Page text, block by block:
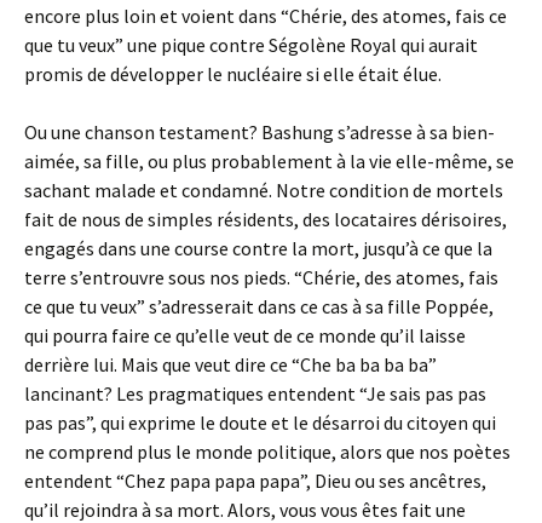
encore plus loin et voient dans “Chérie, des atomes, fais ce
que tu veux” une pique contre Ségolène Royal qui aurait
promis de développer le nucléaire si elle était élue.
Ou une chanson testament? Bashung s’adresse à sa bien-
aimée, sa fille, ou plus probablement à la vie elle-même, se
sachant malade et condamné. Notre condition de mortels
fait de nous de simples résidents, des locataires dérisoires,
engagés dans une course contre la mort, jusqu’à ce que la
terre s’entrouvre sous nos pieds. “Chérie, des atomes, fais
ce que tu veux” s’adresserait dans ce cas à sa fille Poppée,
qui pourra faire ce qu’elle veut de ce monde qu’il laisse
derrière lui. Mais que veut dire ce “Che ba ba ba ba”
lancinant? Les pragmatiques entendent “Je sais pas pas
pas pas”, qui exprime le doute et le désarroi du citoyen qui
ne comprend plus le monde politique, alors que nos poètes
entendent “Chez papa papa papa”, Dieu ou ses ancêtres,
qu’il rejoindra à sa mort. Alors, vous vous êtes fait une